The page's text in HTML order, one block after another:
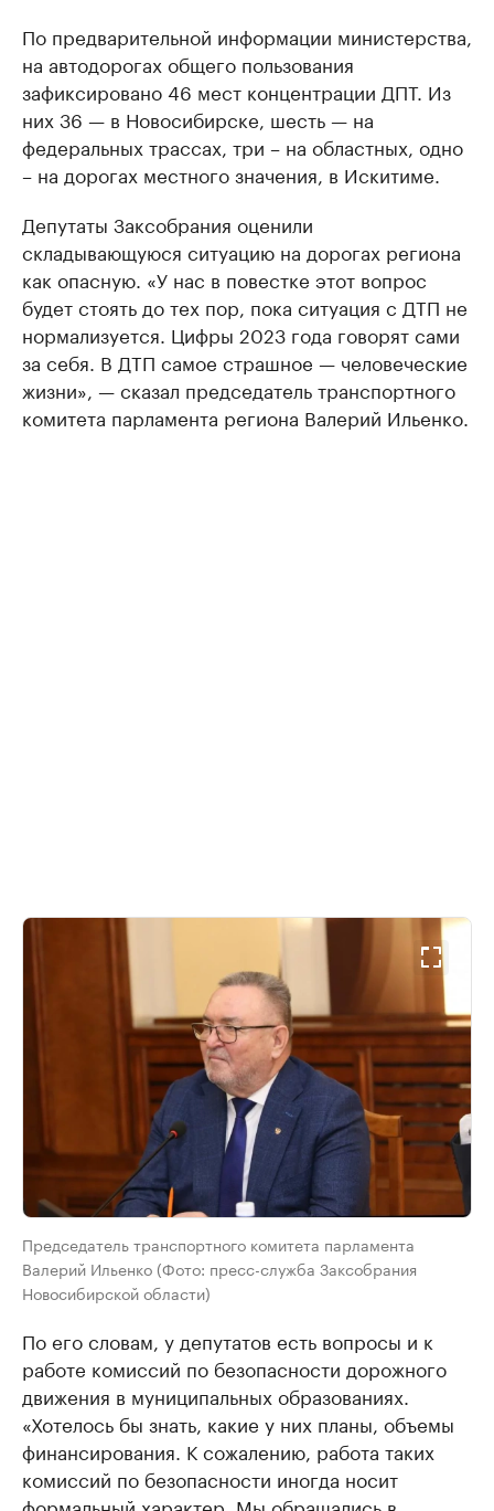
По предварительной информации министерства,
на автодорогах общего пользования
зафиксировано 46 мест концентрации ДПТ. Из
них 36 — в Новосибирске, шесть — на
федеральных трассах, три – на областных, одно
– на дорогах местного значения, в Искитиме.
Депутаты Заксобрания оценили
складывающуюся ситуацию на дорогах региона
как опасную. «У нас в повестке этот вопрос
будет стоять до тех пор, пока ситуация с ДТП не
нормализуется. Цифры 2023 года говорят сами
за себя. В ДТП самое страшное — человеческие
жизни», — сказал председатель транспортного
комитета парламента региона Валерий Ильенко.
Председатель транспортного комитета парламента
Валерий Ильенко (Фото: пресс-служба Заксобрания
Новосибирской области)
По его словам, у депутатов есть вопросы и к
работе комиссий по безопасности дорожного
движения в муниципальных образованиях.
«Хотелось бы знать, какие у них планы, объемы
финансирования. К сожалению, работа таких
комиссий по безопасности иногда носит
формальный характер. Мы обращались в